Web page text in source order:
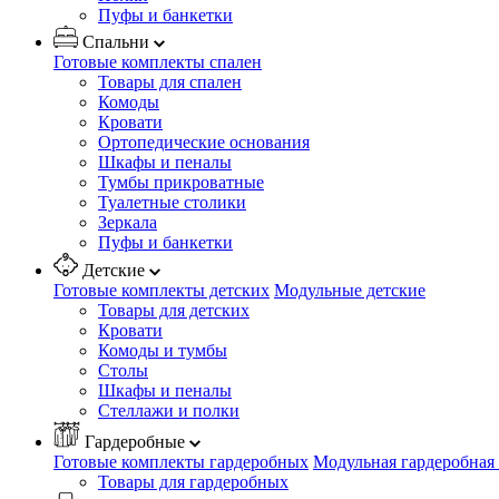
Пуфы и банкетки
Спальни
Готовые комплекты спален
Товары для спален
Комоды
Кровати
Ортопедические основания
Шкафы и пеналы
Тумбы прикроватные
Туалетные столики
Зеркала
Пуфы и банкетки
Детские
Готовые комплекты детских Модульные детские
Товары для детских
Кровати
Комоды и тумбы
Столы
Шкафы и пеналы
Стеллажи и полки
Гардеробные
Готовые комплекты гардеробных Модульная
Товары для гардеробных